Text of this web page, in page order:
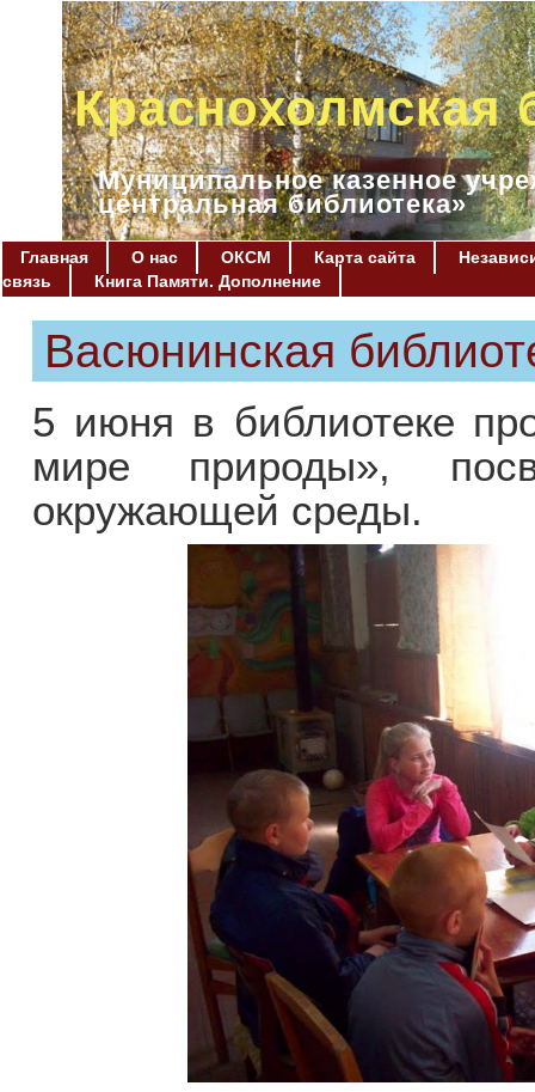
Краснохолмская
Муниципальное казенное
центральная библиотека»
Главная О нас ОКСМ Карта сайта
связь
Книга Памяти. Дополнение
Васюнинская
5 июня в библиотеке
мире природы»,
окружающей среды.